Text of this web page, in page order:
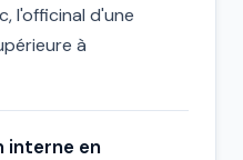
l'officinal d'une
à
interne en